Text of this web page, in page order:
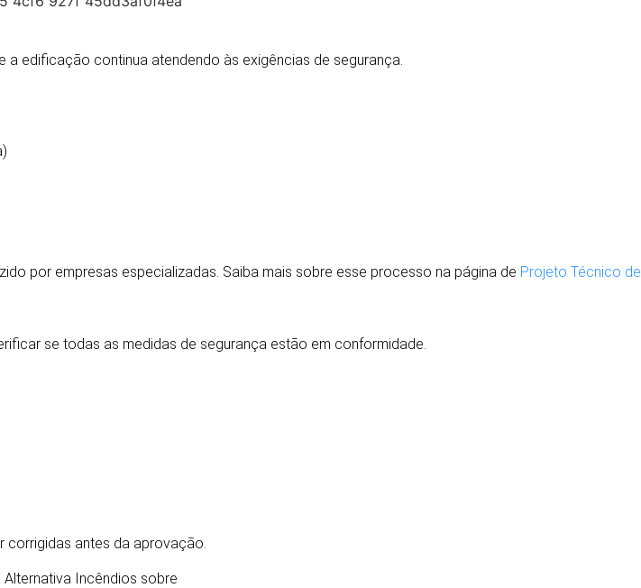
edificação continua atendendo às exigências de segurança.
por empresas especializadas. Saiba mais sobre esse processo na página de Projeto Técnico de
se todas as medidas de segurança estão em conformidade.
corrigidas antes da aprovação.
Incêndios sobre